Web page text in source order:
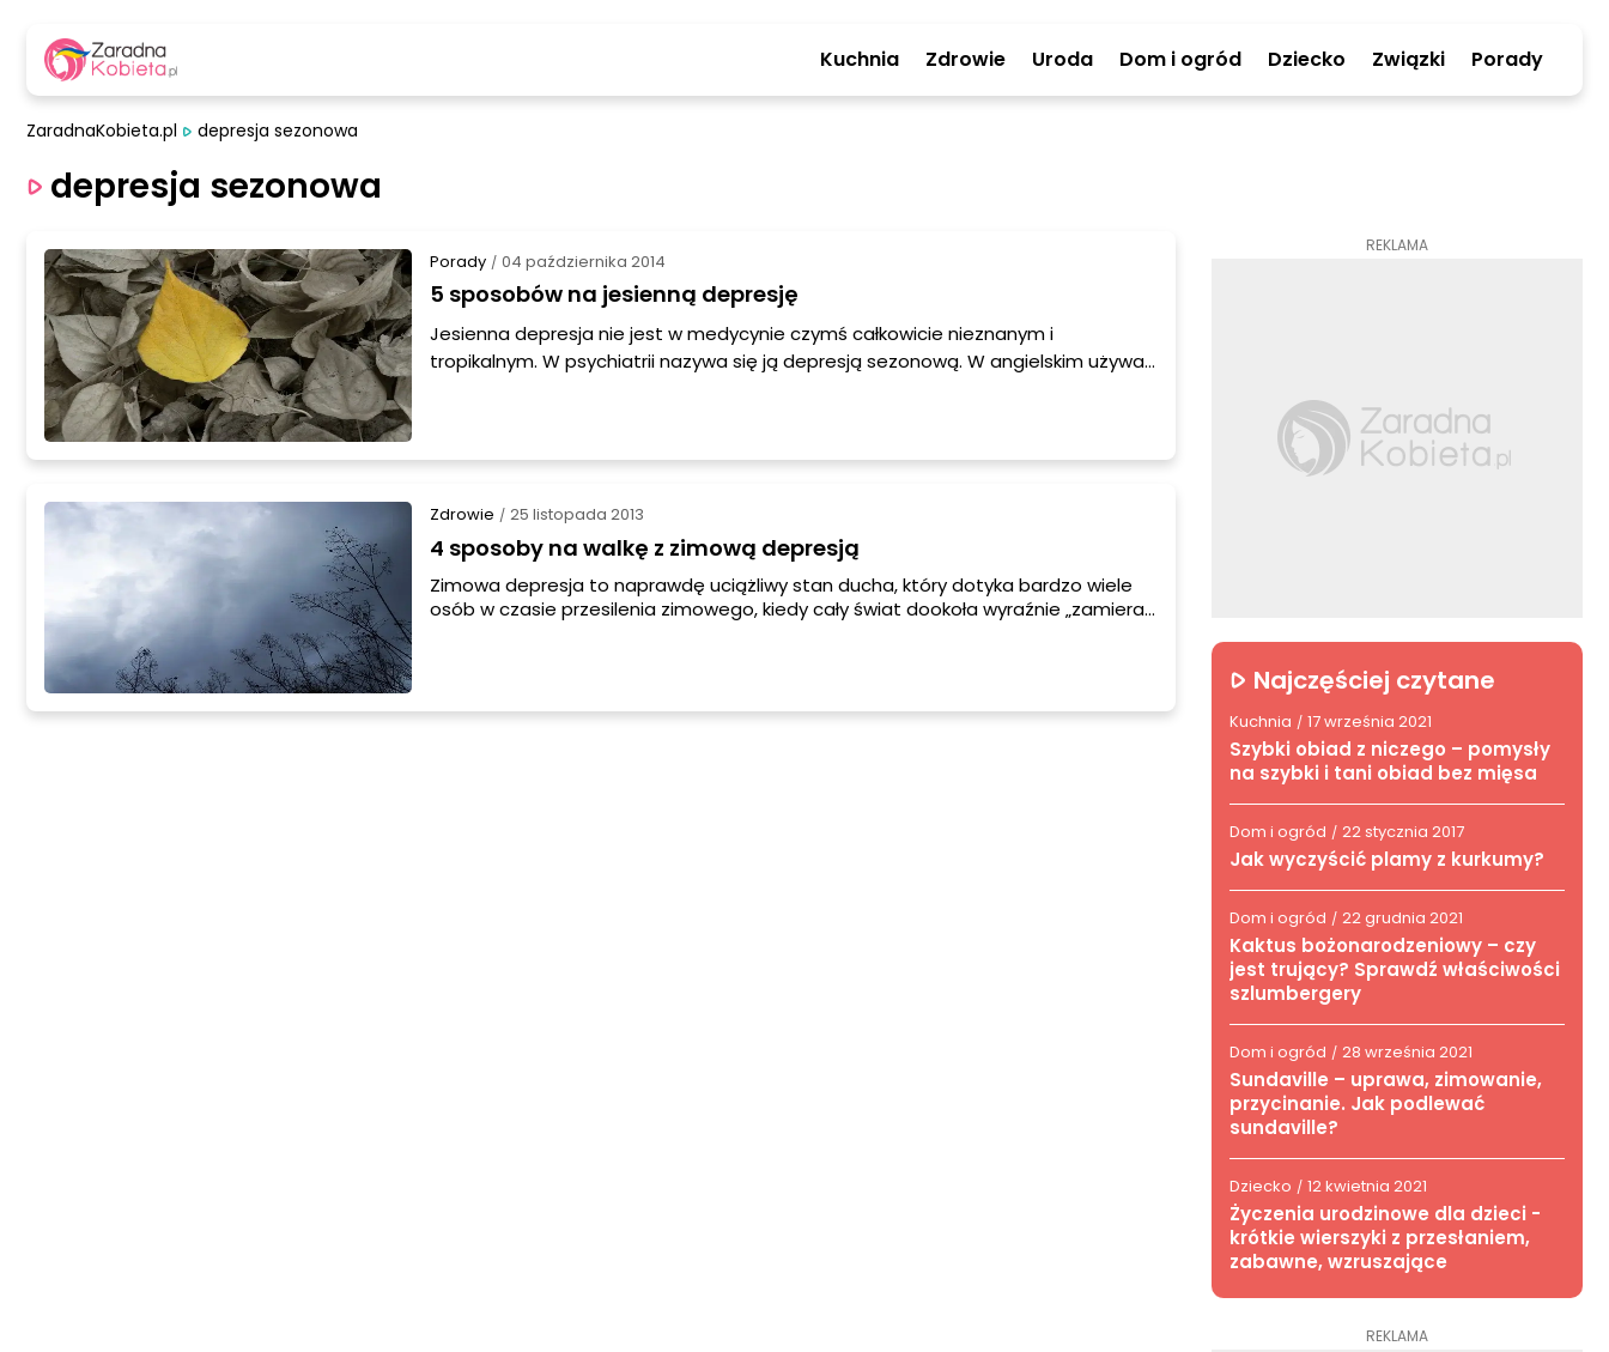
Kuchnia Zdrowie Uroda Dom i ogród Dziecko Związki Porady
ZaradnaKobieta.pl depresja sezonowa
depresja sezonowa
Porady / 04 października 2014
5 sposobów na jesienną depresję
Jesienna depresja nie jest w medycynie czymś całkowicie nieznanym i
tropikalnym. W psychiatrii nazywa się ją depresją sezonową. W angielskim używa
ciekawe, zaburzeniem tym dotknięte są o wiele częściej kobiety. Mężczyźni są
Zdrowie / 25 listopada 2013
4 sposoby na walkę z zimową depresją
Zimowa depresja to naprawdę uciążliwy stan ducha, który dotyka bardzo wiele
osób w czasie przesilenia zimowego, kiedy cały świat dookoła wyraźnie „zamiera”,
REKLAMA
Najczęściej czytane
Kuchnia / 17 września 2021
Szybki obiad z niczego – pomysły
na szybki i tani obiad bez mięsa
Dom i ogród / 22 stycznia 2017
Jak wyczyścić plamy z kurkumy?
Dom i ogród / 22 grudnia 2021
Kaktus bożonarodzeniowy – czy
jest trujący? Sprawdź właściwości
szlumbergery
Dom i ogród / 28 września 2021
Sundaville – uprawa, zimowanie,
przycinanie. Jak podlewać
sundaville?
Dziecko / 12 kwietnia 2021
Życzenia urodzinowe dla dzieci -
krótkie wierszyki z przesłaniem,
zabawne, wzruszające
REKLAMA